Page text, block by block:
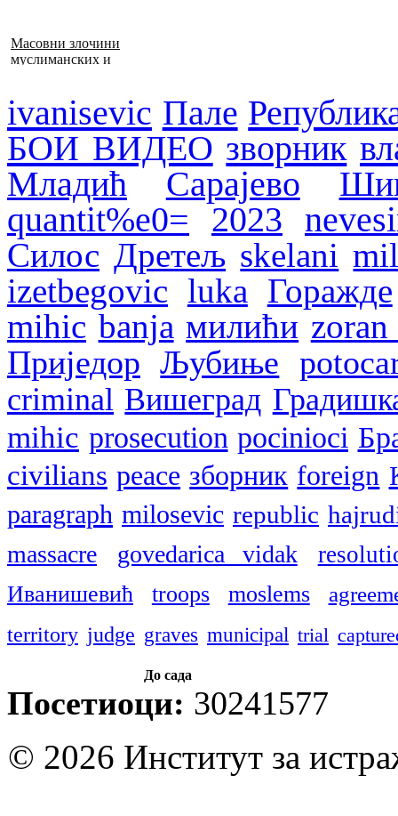
Масовни злочини
муслиманских и
ivanisevic Пале
БОИ ВИДЕО зворник
Младић
Сарајево
quantit%e0= 2023
Силос Дретељ skelani
izetbegovic luka Горажде
mihic banja милићи
Приједор Љубиње
criminal Вишеград
mihic prosecution pocinioci
civilians peace зборник foreign
paragraph milosevic republic
massacre govedarica vidak
Иванишевић
troops moslems
territory judge graves municipal trial
До сада
Посетиоци: 30241577
© 2026 Институт за